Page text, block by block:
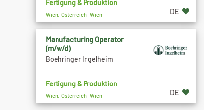
Fertigung & Produktion
Wien, Österreich, Wien DE
Manufacturing Operator
(m/w/d)
Boehringer Ingelheim
Fertigung & Produktion
Wien, Österreich, Wien DE